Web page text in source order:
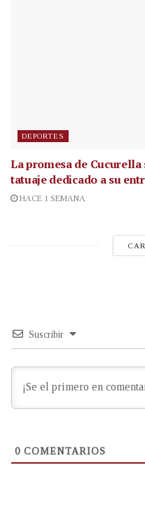
DEPORTES
La promesa de
tatuaje dedicado a su
HACE 1 SEMANA
Suscribir
0 COMENTARIOS